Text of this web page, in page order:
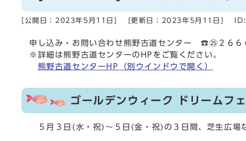
[公開日： 2023年5月11日 [更新日： 2023年5月11日
申し込み・お問い合わせ熊野古道センター ☎㉕２６６
※詳細は熊野古道センターのHPをご覧ください。
熊野古道センターHP
（別ウインドウで開く）
ゴールデンウィーク ドリームフ
５月３日(水・祝)～５日(金・祝)の３日間、芝生広場